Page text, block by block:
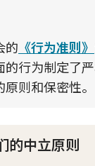
的 《行为准则》
的行为制定了
则和保密性。
的中立原则